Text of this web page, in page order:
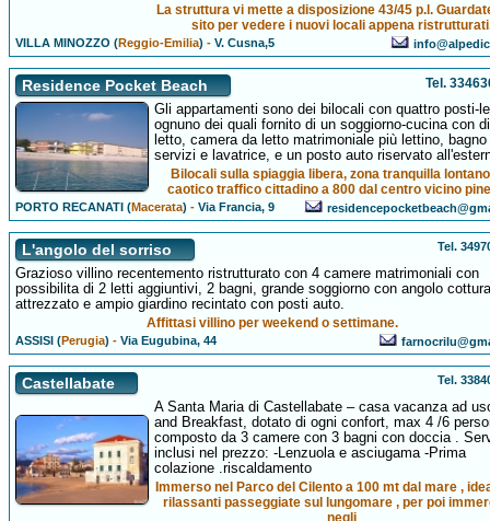
La struttura vi mette a disposizione 43/45 p.l.
sito per vedere i nuovi locali appena
VILLA MINOZZO (Reggio-Emilia) -V. Cusna,5
Residence Pocket Beach Tel.
Gli appartamenti sono dei bilocali con quattro posti-
ognuno dei quali fornito di un soggiorno-cucina con
letto, camera da letto matrimoniale più lettino, bagno
servizi e lavatrice, e un posto auto riservato
Bilocali sulla spiaggia libera, zona tranquilla
caotico traffico cittadino a 800 dal centro vicino
PORTO RECANATI (Macerata) -Via Francia, 9
L'angolo del sorriso Tel.
Grazioso villino recentemento ristrutturato con 4 camere matrimoniali con
possibilita di 2 letti aggiuntivi, 2 bagni, grande soggiorno con angolo cottura
attrezzato e ampio giardino recintato con posti auto.
Affittasi villino per weekend o settimane.
ASSISI (Perugia) -Via Eugubina, 44
Castellabate Tel.
A Santa Maria di Castellabate – casa vacanza ad
and Breakfast, dotato di ogni confort, max 4 /6
composto da 3 camere con 3 bagni con doccia .
inclusi nel prezzo: -Lenzuola e asciugama -Prima
colazione .riscaldamento
Immerso nel Parco del Cilento a 100 mt dal mare ,
rilassanti passeggiate sul lungomare , per poi
negli